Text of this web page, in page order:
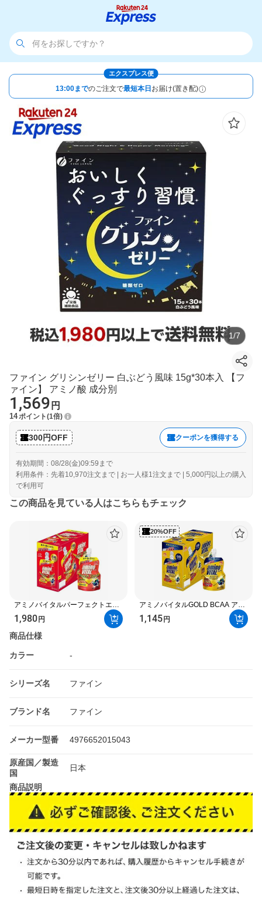
エクスプレス便
13:00までのご注文で最短本日 お届け(置き配)
1/7
ファイン グリシンゼリー 白ぶどう風味 15g*30本入 【フ
ァイン】 アミノ酸 成分別
1,569 円
14ポイント 1倍
300円OFF クーポンを獲得する
有効期間：08/28(金)09:59まで
利用条件：先着10,970注文まで | お一人様1注文まで | 5,000円以上の購入
で利用可
この商品を見ている人はこちらもチェック
アミノバイタルパーフェクトエネ
ルギー アミノ酸 ゼリードリンク
130g*6個入 【アミノバイタル
(AMINO VITAL)】 アミノ酸 ゼリー
1,980円
20%OFF
アミノバイタルGOLD BCAA アミ
ノ酸 ゼリードリンク 135g*6個入
【アミノバイタル(AMINO
1,145円
商品仕様
カラー -
シリーズ名 ファイン
ブランド名 ファイン
メーカー型番 4976652015043
原産国／製造
国
日本
商品説明